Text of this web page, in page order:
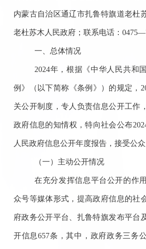
内蒙古自治区通辽市扎鲁特旗道老杜
老杜苏木人民政府；联系电话： 0475—
一、总体情况
2024年，根据《中华人民共和
例》（以下简称《条例》）的规定，
关公开制度，专人负责信息公开工作
政府信息的知情权 ，特向社会公布202
人民政府信息公开年度报告， 接受公
（一）主动公开情况
在充分发挥信息平台公开的作
众号等媒体形式，提高政府信息的社
府政务公开平台、扎鲁特旗发布平台
开信息657条，其中，政府政务三务